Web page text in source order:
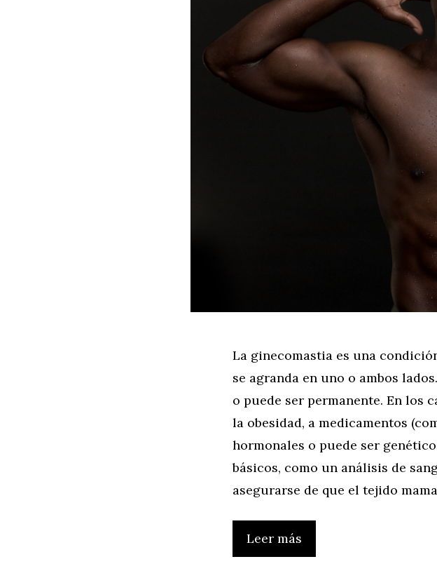
La ginecomastia es una
se agranda en uno o ambos
o puede ser permanente. En los
la obesidad, a medicamentos
hormonales o puede ser
básicos, como un análisis de
asegurarse de que el tejido
Leer más